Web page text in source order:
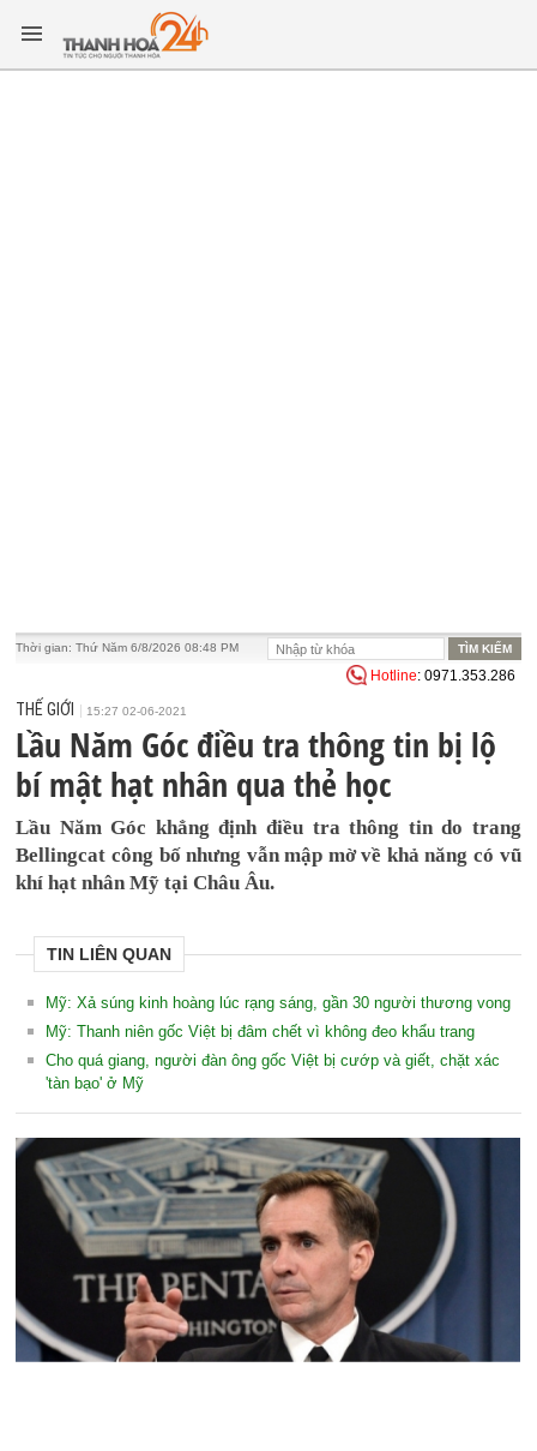
Thời gian:Thứ Năm 6/8/2026 08:48 PM
Hotline: 0971.353.286
THẾ GIỚI 15:27 02-06-2021
Lầu Năm Góc điều tra thông tin bị lộ
bí mật hạt nhân qua thẻ học
Lầu Năm Góc khẳng định điều tra thông tin do trang
Bellingcat công bố nhưng vẫn mập mờ về khả năng có vũ
khí hạt nhân Mỹ tại Châu Âu.
TIN LIÊN QUAN
Mỹ: Xả súng kinh hoàng lúc rạng sáng, gần 30 người thương vong
Mỹ: Thanh niên gốc Việt bị đâm chết vì không đeo khẩu trang
Cho quá giang, người đàn ông gốc Việt bị cướp và giết, chặt xác
'tàn bạo' ở Mỹ